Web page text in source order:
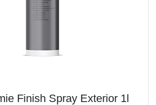
Finish Spray Exterior 1l